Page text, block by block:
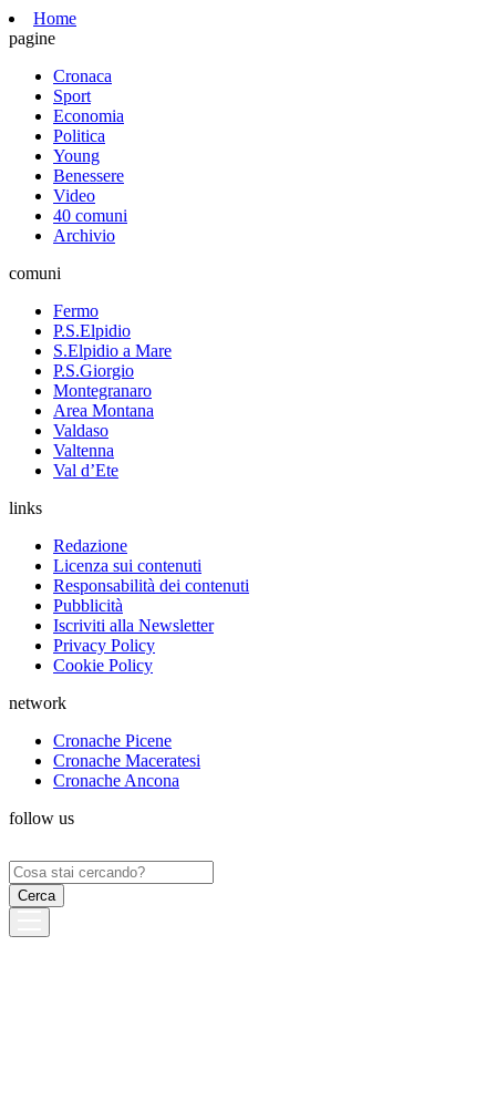
Home
pagine
Cronaca
Sport
Economia
Politica
Young
Benessere
Video
40 comuni
Archivio
comuni
Fermo
P.S.Elpidio
S.Elpidio a Mare
P.S.Giorgio
Montegranaro
Area Montana
Valdaso
Valtenna
Val d’Ete
links
Redazione
Licenza sui contenuti
Responsabilità dei contenuti
Pubblicità
Iscriviti alla Newsletter
Privacy Policy
Cookie Policy
network
Cronache Picene
Cronache Maceratesi
Cronache Ancona
follow us
Ricerca
per: